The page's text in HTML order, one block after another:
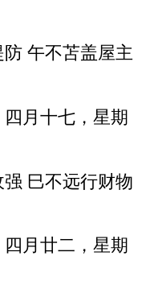
午不苫盖屋主
月十七，星期
巳不远行财物
月廿二，星期